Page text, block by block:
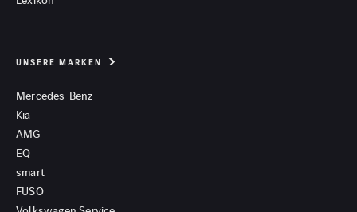
UNSERE MARKEN
Mercedes-Benz
Kia
AMG
EQ
smart
FUSO